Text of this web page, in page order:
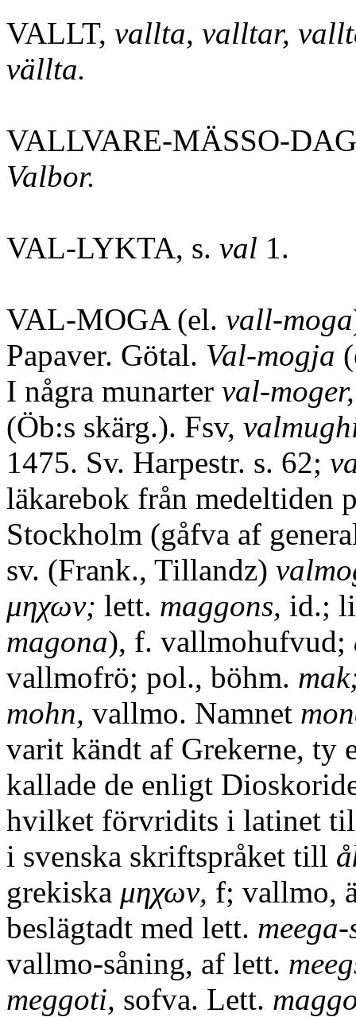
VALLT, vallta, valltar,
vällta.
VALLVARE-MÄSSO-
Valbor.
VAL-LYKTA, s. val 1.
VAL-MOGA (el. vall-moga
Papaver. Götal. Val-mogja
I några munarter val-moger,
(Öb:s skärg.). Fsv,
1475. Sv. Harpestr. s. 62;
läkarebok från medeltiden
Stockholm (gåfva af
sv. (Frank., Tillandz)
μηχων; lett. maggons, id.;
magona), f. vallmohufvud;
vallmofrö; pol., böhm.
mohn, vallmo. Namnet
varit kändt af Grekerne, ty
kallade de enligt
hvilket förvridits i latinet
i svenska skriftspråket till
grekiska μηχων, f; vallmo,
beslägtadt med lett.
vallmo-såning, af lett.
meggoti, sofva. Lett.